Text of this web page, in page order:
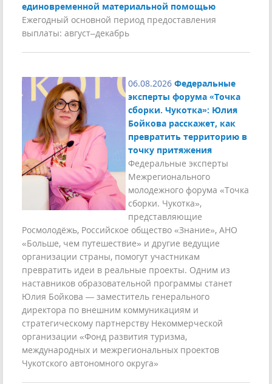
единовременной материальной помощью
Ежегодный основной период предоставления
выплаты: август–декабрь
06.08.2026 Федеральные
эксперты форума «Точка
сборки. Чукотка»: Юлия
Бойкова расскажет, как
превратить территорию в
точку притяжения
Федеральные эксперты
Межрегионального
молодежного форума «Точка
сборки. Чукотка»,
представляющие
Росмолодёжь, Российское общество «Знание», АНО
«Больше, чем путешествие» и другие ведущие
организации страны, помогут участникам
превратить идеи в реальные проекты. Одним из
наставников образовательной программы станет
Юлия Бойкова — заместитель генерального
директора по внешним коммуникациям и
стратегическому партнерству Некоммерческой
организации «Фонд развития туризма,
международных и межрегиональных проектов
Чукотского автономного округа»